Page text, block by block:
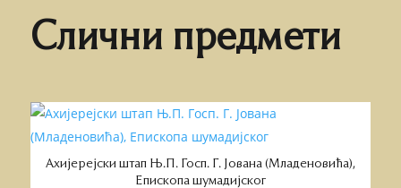
Слични предмети
Ахијерејски штап Њ.П. Госп. Г. Јована (Младеновића),
Епископа шумадијског